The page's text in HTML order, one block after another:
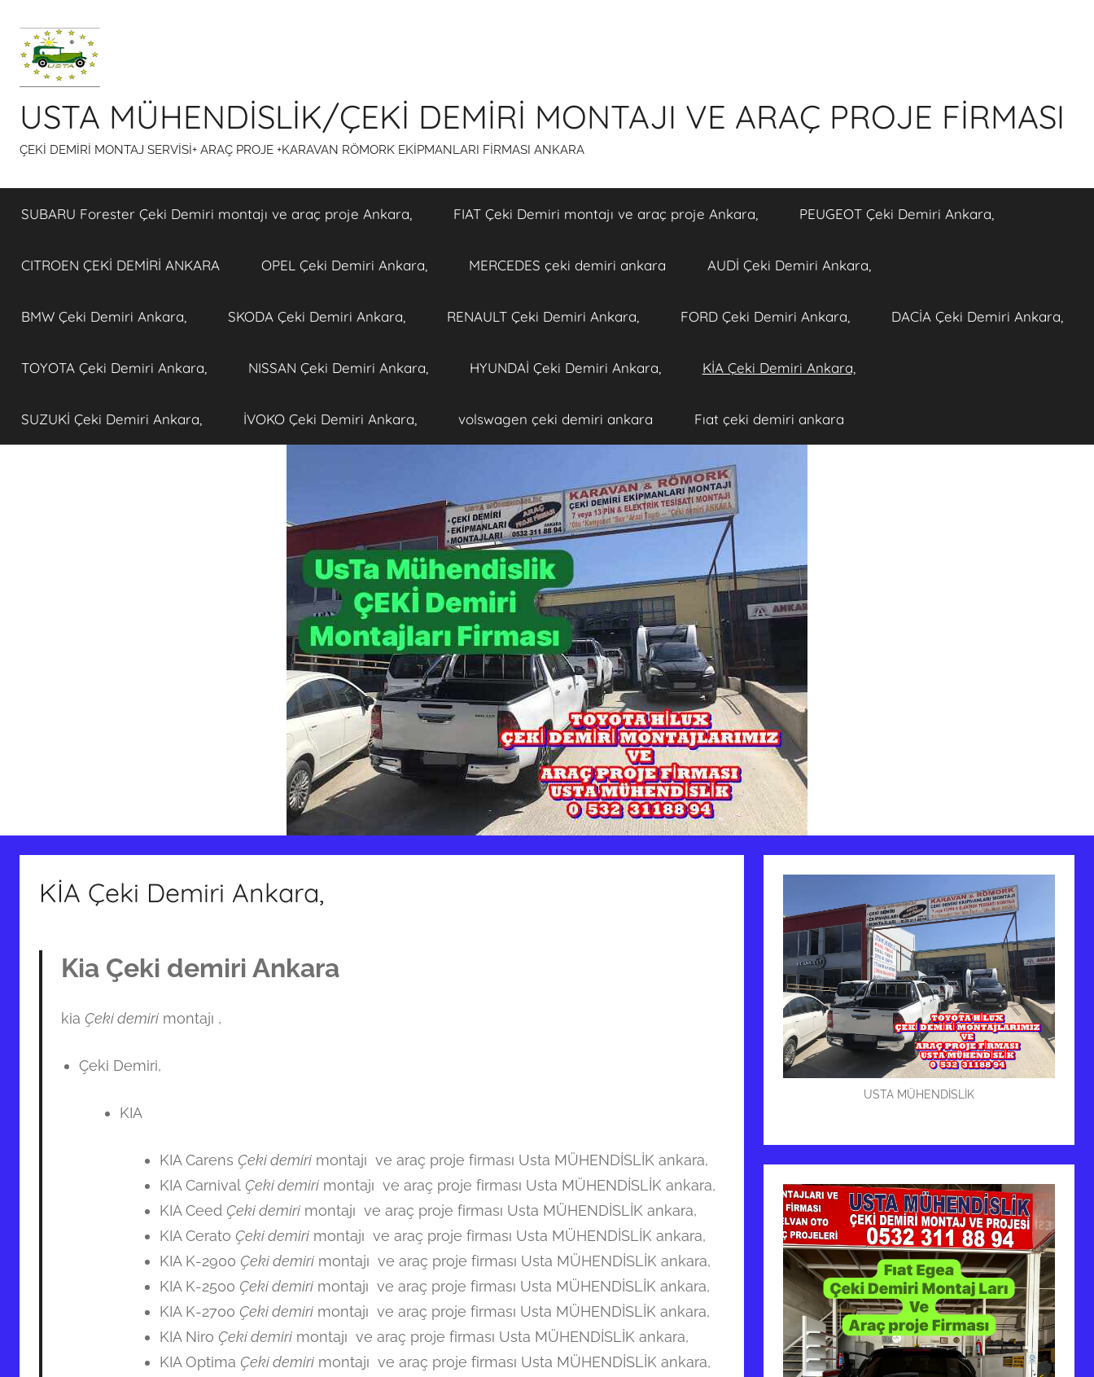
USTA MÜHENDİSLİK/ÇEKİ DEMİRİ MONTAJI VE ARAÇ PROJE FİRMASI
ÇEKİ DEMİRİ MONTAJ SERVİSİ+ ARAÇ PROJE +KARAVAN RÖMORK EKİPMANLARI FİRMASI ANKARA
SUBARU Forester Çeki Demiri montajı ve araç proje Ankara, FIAT Çeki Demiri montajı ve araç proje Ankara, PEUGEOT Çeki Demiri Ankara,
CITROEN ÇEKİ DEMİRİ ANKARA OPEL Çeki Demiri Ankara, MERCEDES çeki demiri ankara AUDİ Çeki Demiri Ankara,
BMW Çeki Demiri Ankara, SKODA Çeki Demiri Ankara, RENAULT Çeki Demiri Ankara, FORD Çeki Demiri Ankara, DACİA Çeki Demiri Ankara,
TOYOTA Çeki Demiri Ankara, NISSAN Çeki Demiri Ankara, HYUNDAİ Çeki Demiri Ankara, KİA Çeki Demiri Ankara,
SUZUKİ Çeki Demiri Ankara, İVOKO Çeki Demiri Ankara, volswagen çeki demiri ankara Fıat çeki demiri ankara
KİA Çeki Demiri Ankara,
Kia Çeki demiri Ankara
kia Çeki demirimontajı ,
Çeki Demiri,
KIA
KIA Carens Çeki demiri montajı ve araç proje firması Usta MÜHENDİSLİK ankara,
KIA Carnival Çeki demiri montajı ve araç proje firması Usta MÜHENDİSLİK ankara,
KIA Ceed Çeki demiri montajı ve araç proje firması Usta MÜHENDİSLİK ankara,
KIA Cerato Çeki demiri montajı ve araç proje firması Usta MÜHENDİSLİK ankara,
KIA K-2900 Çeki demiri montajı ve araç proje firması Usta MÜHENDİSLİK ankara,
KIA K-2500 Çeki demiri montajı ve araç proje firması Usta MÜHENDİSLİK ankara,
KIA K-2700 Çeki demiri montajı ve araç proje firması Usta MÜHENDİSLİK ankara,
KIA Niro Çeki demiri montajı ve araç proje firması Usta MÜHENDİSLİK ankara,
KIA Optima Çeki demiri montajı ve araç proje firması Usta MÜHENDİSLİK ankara,
USTA MÜHENDİSLİK